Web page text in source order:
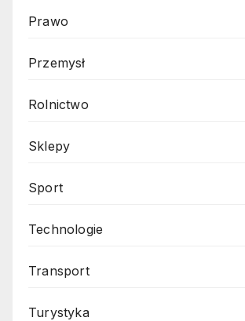
Prawo
Przemysł
Rolnictwo
Sklepy
Sport
Technologie
Transport
Turystyka